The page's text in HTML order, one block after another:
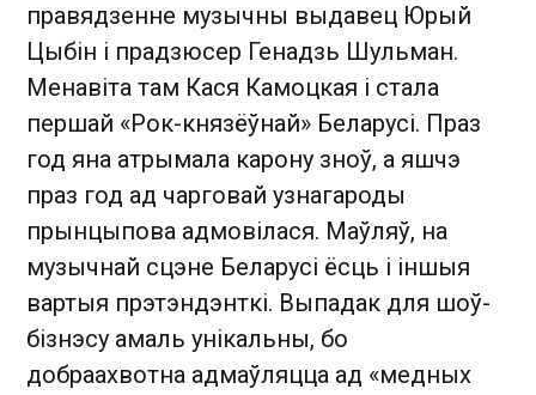
правядзенне музычны выдавец Юрый
Цыбін і прадзюсер Генадзь Шульман.
Менавіта там Кася Камоцкая і стала
першай «Рок-князёўнай» Беларусі. Праз
год яна атрымала карону зноў, а яшчэ
праз год ад чарговай узнагароды
прынцыпова адмовілася. Маўляў, на
музычнай сцэне Беларусі ёсць і іншыя
вартыя прэтэндэнткі. Выпадак для шоў-
бізнэсу амаль унікальны, бо
добраахвотна адмаўляцца ад «медных